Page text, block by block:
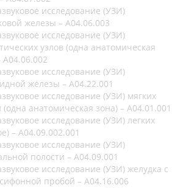
исследование (УЗИ)
железы – A04.06.003
исследование (УЗИ)
узлов (одна анатомическая
A04.06.002
исследование (УЗИ)
железы – A04.22.001
исследование (УЗИ) мягких
(одна анатомическая зона) – A04.01.001
исследование (УЗИ) легких
– A04.09.002.001
исследование (УЗИ)
полости – A04.09.001
исследование (УЗИ) желудка с
пробой – A04.16.006